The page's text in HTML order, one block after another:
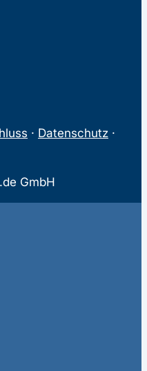
· Datenschutz ·
GmbH